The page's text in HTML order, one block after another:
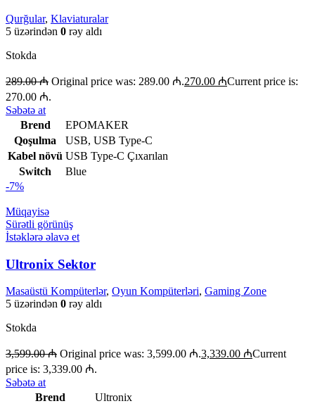
Qurğular, Klaviaturalar
5 üzərindən 0 rəy aldı
Stokda
289.00₼ Original price was: 289.00 ₼.270.00 ₼Current price is:
270.00 ₼.
Səbətə at
Brend
EPOMAKER
Qoşulma
USB, USB Type-C
Kabel növü USB Type-C Çıxarılan
Switch
Blue
-7%
Müqayisə
Sürətli görünüş
İstəklərə əlavə et
Ultronix Sektor
Masaüstü Kompüterlər, Oyun Kompüterləri, Gaming Zone
5 üzərindən 0 rəy aldı
Stokda
3,599.00₼ Original price was: 3,599.00 ₼.3,339.00 ₼Current
price is: 3,339.00 ₼.
Səbətə at
Brend
Ultronix